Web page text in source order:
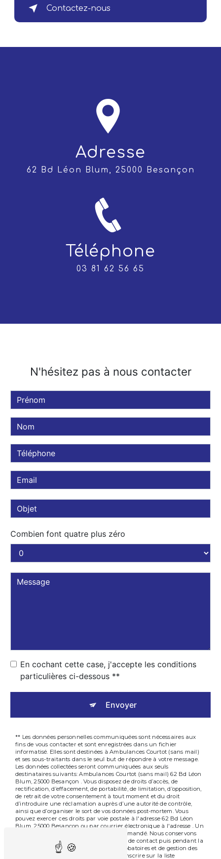
Contactez-nous
Adresse
62 Bd Léon Blum, 25000 Besançon
Téléphone
03 81 62 56 65
N'hésitez pas à nous contacter
Combien font quatre plus zéro
En cochant cette case, j'accepte les conditions
particulières ci-dessous **
Envoyer
** Les données personnelles communiquées sont nécessaires aux
fins de vous contacter et sont enregistrées dans un fichier
informatisé. Elles sont destinées à Ambulances Courtot (sans mail)
et ses sous-traitants dans le seul but de répondre à votre message.
Les données collectées seront communiquées aux seuls
destinataires suivants: Ambulances Courtot (sans mail) 62 Bd Léon
Blum, 25000 Besançon . Vous disposez de droits d’accès, de
rectification, d’effacement, de portabilité, de limitation, d’opposition,
de retrait de votre consentement à tout moment et du droit
d’introduire une réclamation auprès d’une autorité de contrôle,
ainsi que d’organiser le sort de vos données post-mortem. Vous
pouvez exercer ces droits par voie postale à l'adresse 62 Bd Léon
Blum, 25000 Besançon ou par courrier électronique à l'adresse . Un
justificatif d'identité pourra vous être demandé. Nous conservons
vos données pendant la période de prise de contact puis pendant la
durée de prescription légale aux fins probatoires et de gestion des
contentieux. Vous avez le droit de vous inscrire sur la liste